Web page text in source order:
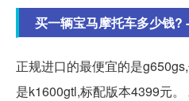
买一辆宝马摩托车多少钱?
正规进口的最便宜的是
是k1600gtl,标配版本4399元